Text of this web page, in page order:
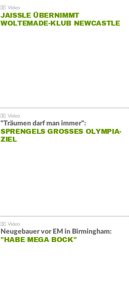
JAISSLE ÜBERNIMMT
WOLTEMADE-KLUB NEWCASTLE
"Träumen darf man immer":
SPRENGELS GROSSES OLYMPIA-Z
IEL
Neugebauer vor EM in Birmingham:
"HABE MEGA BOCK"